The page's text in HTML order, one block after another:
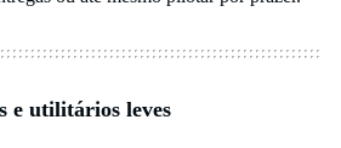
e utilitários leves